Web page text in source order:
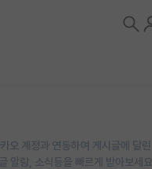
오 계정과 연동하여 게시글에 달린
알람, 소식등을 빠르게 받아보세요